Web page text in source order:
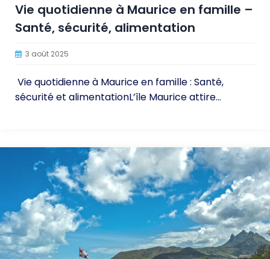
Vie quotidienne à Maurice en famille –
Santé, sécurité, alimentation
3 août 2025
Vie quotidienne à Maurice en famille : Santé,
sécurité et alimentationL’île Maurice attire...